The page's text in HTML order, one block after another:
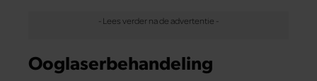
Ooglaserbehandeling